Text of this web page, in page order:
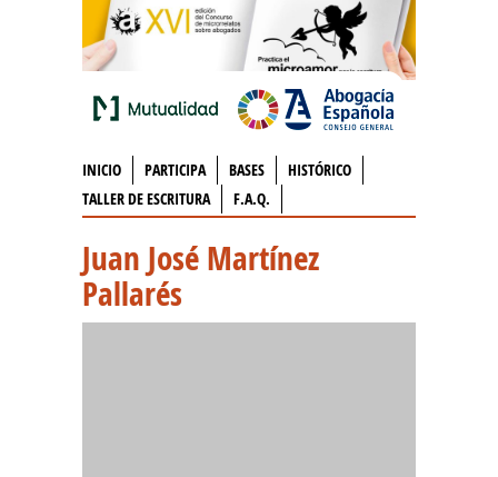
INICIO PARTICIPA BASES
HISTÓRICO
TALLER DE ESCRITURA
F.A.Q.
Juan José Martínez
Pallarés